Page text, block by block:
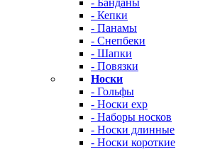
- Банданы
- Кепки
- Панамы
- Снепбеки
- Шапки
- Повязки
Носки
- Гольфы
- Носки exp
- Наборы носков
- Носки длинные
- Носки короткие